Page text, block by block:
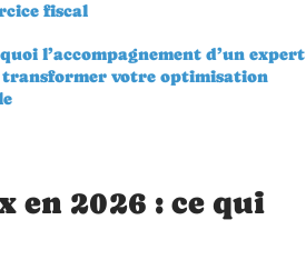
fiscal
l’accompagnement d’un expert
votre optimisation
en 2026 : ce qui